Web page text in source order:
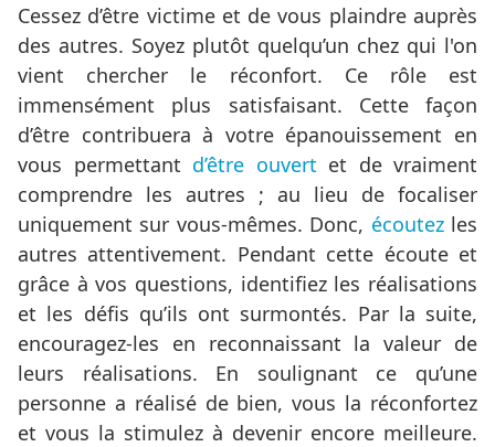
Cessez d’être victime et de vous plaindre auprès
des autres. Soyez plutôt quelqu’un chez qui l'on
vient chercher le réconfort. Ce rôle est
immensément plus satisfaisant. Cette façon
d’être contribuera à votre épanouissement en
vous permettant d’être ouvert et de vraiment
comprendre les autres ; au lieu de focaliser
uniquement sur vous-mêmes. Donc, écoutezles
autres attentivement. Pendant cette écoute et
grâce à vos questions, identifiez les réalisations
et les défis qu’ils ont surmontés. Par la suite,
encouragez-les en reconnaissant la valeur de
leurs réalisations. En soulignant ce qu’une
personne a réalisé de bien, vous la réconfortez
et vous la stimulez à devenir encore meilleure.